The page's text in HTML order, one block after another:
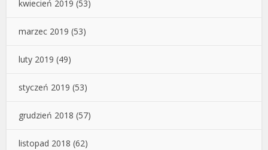
kwiecień 2019 (53)
marzec 2019 (53)
luty 2019 (49)
styczeń 2019 (53)
grudzień 2018 (57)
listopad 2018 (62)